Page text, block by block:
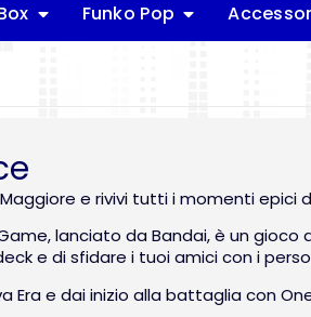
Funko Pop
e rivivi tutti i momenti epici
lanciato da Bandai, è un
e di sfidare i tuoi amici con i
Era e dai inizio alla battaglia con